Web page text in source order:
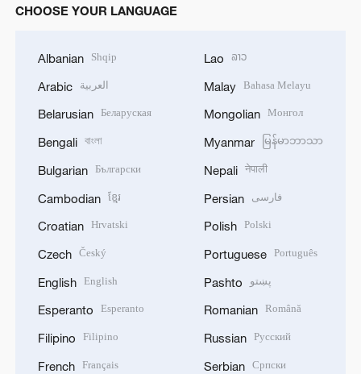
CHOOSE YOUR LANGUAGE
Albanian Shqip
Arabic العربية
Belarusian Беларуская
Bengali বাংলা
Bulgarian Български
Cambodian ខ្មែរ
Croatian Hrvatski
Czech Český
English English
Esperanto Esperanto
Filipino Filipino
French Français
Lao ລາວ
Malay Bahasa Melayu
Mongolian Монгол
Myanmar မြန်မာဘာသာ
Nepali नेपाली
Persian فارسی
Polish Polski
Portuguese Português
Pashto پښتو
Romanian Română
Russian Русский
Serbian Српски